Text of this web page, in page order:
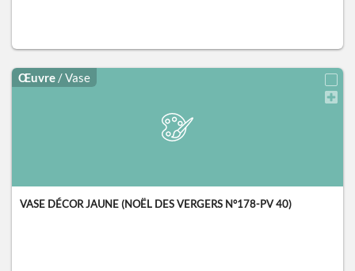
Œuvre / Vase
VASE DÉCOR JAUNE (NOËL DES VERGERS N°178-PV 40)